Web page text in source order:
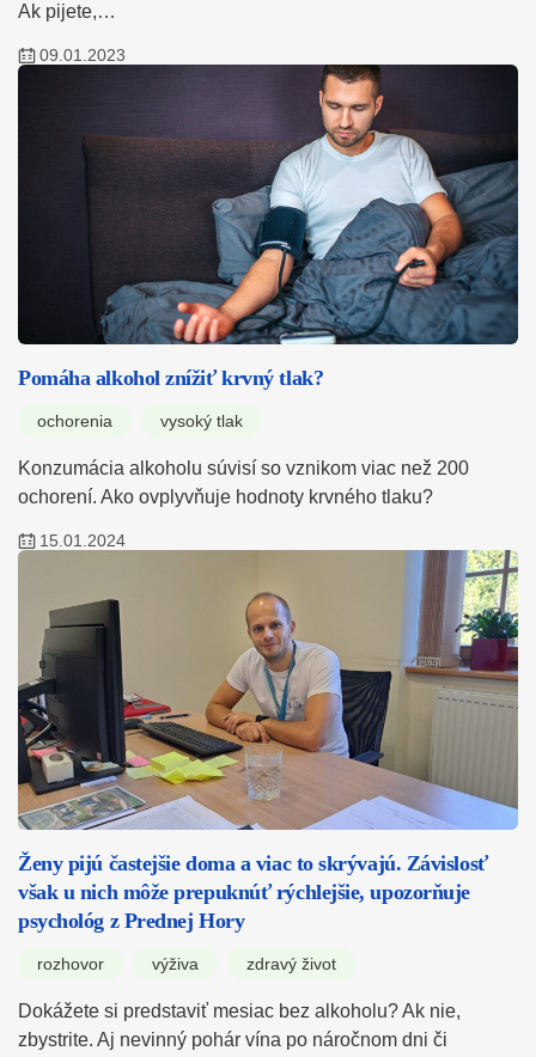
Ak pijete,…
09.01.2023
Pomáha alkohol znížiť krvný tlak?
ochorenia vysoký tlak
Konzumácia alkoholu súvisí so vznikom viac než 200
ochorení. Ako ovplyvňuje hodnoty krvného tlaku?
15.01.2024
Ženy pijú častejšie doma a viac to skrývajú. Závislosť
však u nich môže prepuknúť rýchlejšie, upozorňuje
psychológ z Prednej Hory
rozhovor výživa zdravý život
Dokážete si predstaviť mesiac bez alkoholu? Ak nie,
zbystrite. Aj nevinný pohár vína po náročnom dni či